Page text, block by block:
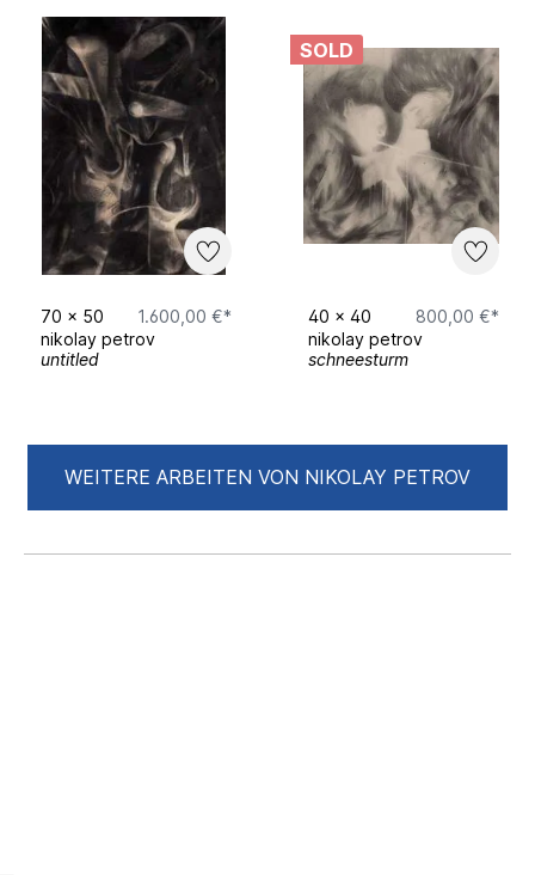
70 x 50
1.600,00 €*
nikolay petrov
untitled
SOLD
40 x 40
800,00 €*
nikolay petrov
schneesturm
WEITERE ARBEITEN VON NIKOLAY PETROV